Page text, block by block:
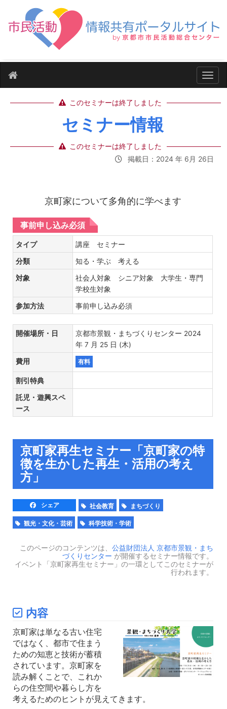
ナビ
このセミナーは終了しました
セミナー情報
このセミナーは終了しました
掲載日：2024 年 6月 26日
京町家について多角的に学べます
事前申し込み必須
タイプ 講座 セミナー
分類 知る・学ぶ 考える
対象
社会人対象 シニア対象 大学生・専門
学校生対象
参加方法 事前申し込み必須
開催場所・日
京都市景観・まちづくりセンター 2024
年 7 月 25 日 (木)
費用 有料
割引特典
託児・遊興スペ
ース
京町家再生セミナー「京町家の特
徴を生かした再生・活用の考え
方」
シェア 社会教育 まちづくり
観光・文化・芸術 科学技術・学術
このページのコンテンツは、 公益財団法人 京都市景観・まち
づくりセンター が開催するセミナー情報です。
イベント「京町家再生セミナー」の一環としてこのセミナーが
行われます。
内容
京町家は単なる古い住宅
ではなく、都市で住まう
ための知恵と技術が蓄積
されています。京町家を
読み解くことで、これか
らの住空間や暮らし方を
考えるためのヒントが見えてきます。